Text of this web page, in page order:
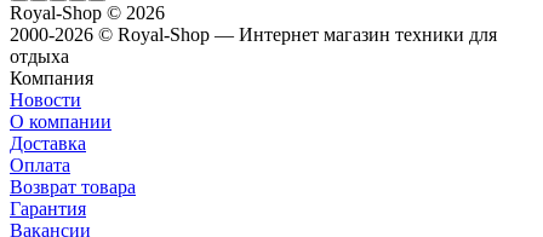
Royal-Shop © 2026
2000-2026 © Royal-Shop — Интернет магазин техники для
отдыха
Компания
Новости
О компании
Доставка
Оплата
Возврат товара
Гарантия
Вакансии